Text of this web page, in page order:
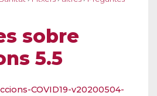
sobre
5.5
COVID19-v20200504-